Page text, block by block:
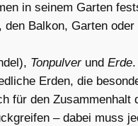
in seinem Garten
Balkon, Garten
Tonpulverund Erde.
Erden, die
für den
– dabei muss